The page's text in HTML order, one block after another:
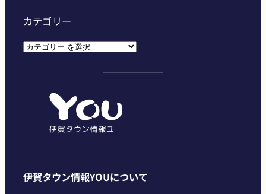
カテゴリー
カ
伊賀タウン情報YOUについて